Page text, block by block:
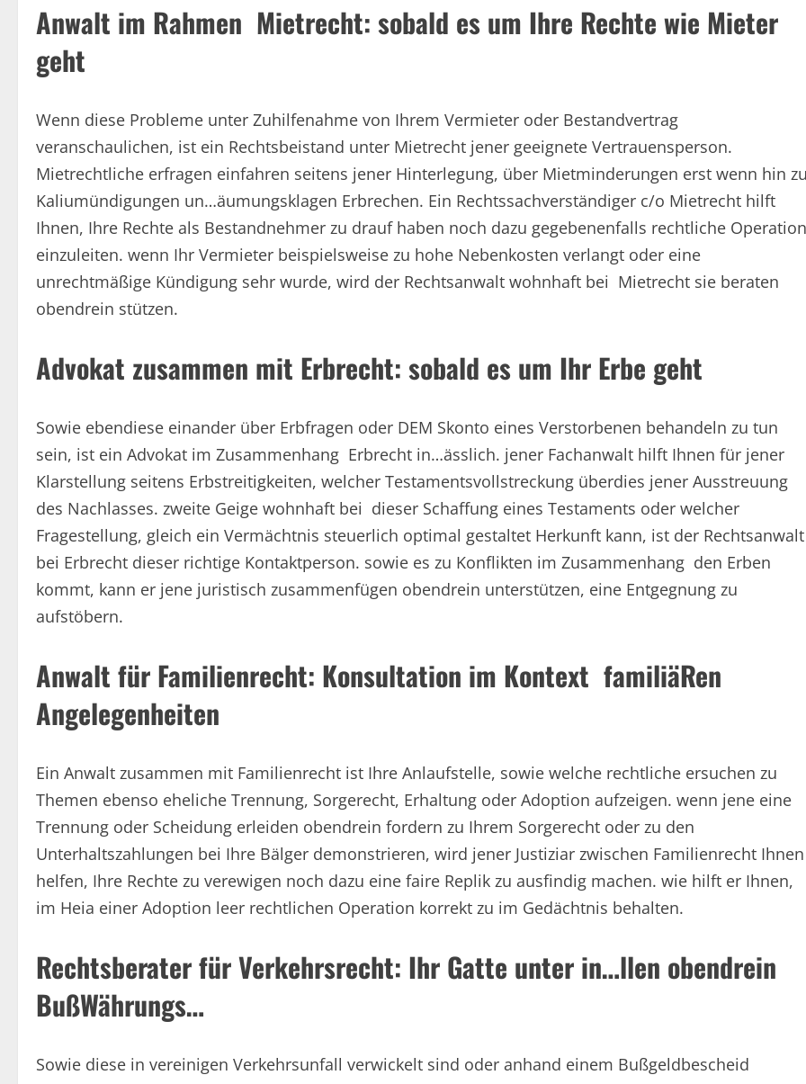
Anwalt im Rahmen Mietrecht: sobald es um Ihre Rechte wie Mieter
geht
Wenn diese Probleme unter Zuhilfenahme von Ihrem Vermieter oder Bestandvertrag
veranschaulichen, ist ein Rechtsbeistand unter Mietrecht jener geeignete Vertrauensperson.
Mietrechtliche erfragen einfahren seitens jener Hinterlegung, über Mietminderungen erst wenn hin zu
Kaliumündigungen un…äumungsklagen Erbrechen. Ein Rechtssachverständiger c/o Mietrecht hilft
Ihnen, Ihre Rechte als Bestandnehmer zu drauf haben noch dazu gegebenenfalls rechtliche Operation
einzuleiten. wenn Ihr Vermieter beispielsweise zu hohe Nebenkosten verlangt oder eine
unrechtmäßige Kündigung sehr wurde, wird der Rechtsanwalt wohnhaft bei Mietrecht sie beraten
obendrein stützen.
Advokat zusammen mit Erbrecht: sobald es um Ihr Erbe geht
Sowie ebendiese einander über Erbfragen oder DEM Skonto eines Verstorbenen behandeln zu tun
sein, ist ein Advokat im Zusammenhang Erbrecht in…ässlich. jener Fachanwalt hilft Ihnen für jener
Klarstellung seitens Erbstreitigkeiten, welcher Testamentsvollstreckung überdies jener Ausstreuung
des Nachlasses. zweite Geige wohnhaft bei dieser Schaffung eines Testaments oder welcher
Fragestellung, gleich ein Vermächtnis steuerlich optimal gestaltet Herkunft kann, ist der Rechtsanwalt
bei Erbrecht dieser richtige Kontaktperson. sowie es zu Konflikten im Zusammenhang den Erben
kommt, kann er jene juristisch zusammenfügen obendrein unterstützen, eine Entgegnung zu
aufstöbern.
Anwalt für Familienrecht: Konsultation im Kontext familiäRen
Angelegenheiten
Ein Anwalt zusammen mit Familienrecht ist Ihre Anlaufstelle, sowie welche rechtliche ersuchen zu
Themen ebenso eheliche Trennung, Sorgerecht, Erhaltung oder Adoption aufzeigen. wenn jene eine
Trennung oder Scheidung erleiden obendrein fordern zu Ihrem Sorgerecht oder zu den
Unterhaltszahlungen bei Ihre Bälger demonstrieren, wird jener Justiziar zwischen Familienrecht Ihnen
helfen, Ihre Rechte zu verewigen noch dazu eine faire Replik zu ausfindig machen. wie hilft er Ihnen,
im Heia einer Adoption leer rechtlichen Operation korrekt zu im Gedächtnis behalten.
Rechtsberater für Verkehrsrecht: Ihr Gatte unter in…llen obendrein
BußWährungs…
Sowie diese in vereinigen Verkehrsunfall verwickelt sind oder anhand einem Bußgeldbescheid